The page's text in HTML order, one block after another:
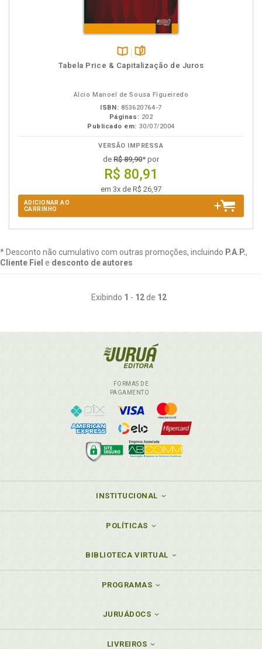
Disponível
páginas
Tabela Price & Capitalização de Juros
Alcio Manoel de Sousa Figueiredo
ISBN: 853620764-7
Páginas: 202
Publicado em: 30/07/2004
VERSÃO IMPRESSA
de R$ 89,90* por
R$ 80,91
em 3x de R$ 26,97
ADICIONAR AO
CARRINHO
* Desconto não cumulativo com outras promoções, incluindo P.A.P.,
Cliente Fiel e desconto de autores
Exibindo 1 - 12de 12
FORMAS DE
PAGAMENTO
INSTITUCIONAL
POLÍTICAS
BIBLIOTECA VIRTUAL
PROGRAMAS
JURUÁDOCS
LIVREIROS